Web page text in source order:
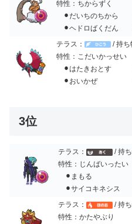
特性：ちからずく
⚫︎だいちのちから
⚫︎ヘドロばくだん
テラス：
/ 持ち
特性：こだいかっせい
⚫︎はたきおとす ⚫︎
⚫︎おいかぜ ⚫︎
3位
テラス：
/ 持
特性：じんばいったい
⚫︎まもる ⚫︎ア
⚫︎サイコキネシス
テラス：
/ 持
特性：かたやぶり